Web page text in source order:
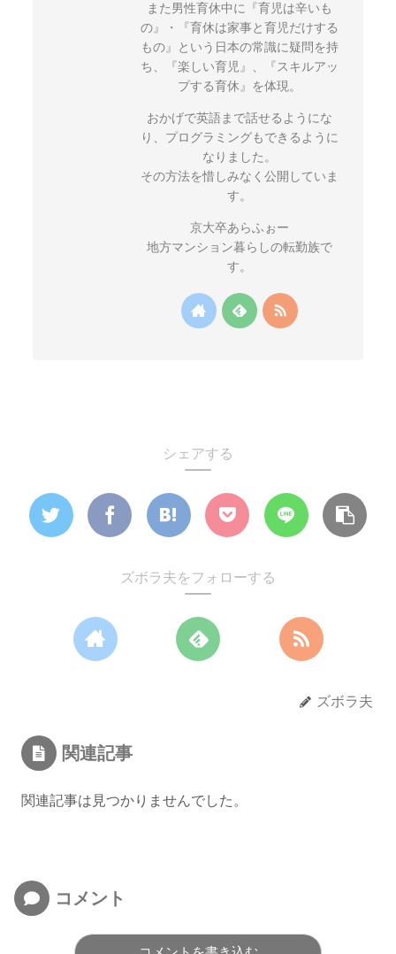
また男性育休中に『育児は辛いも
の』・『育休は家事と育児だけする
もの』という日本の常識に疑問を持
ち、『楽しい育児』、『スキルアッ
プする育休』を体現。
おかげで英語まで話せるようにな
り、プログラミングもできるように
なりました。
その方法を惜しみなく公開していま
す。
京大卒あらふぉー
地方マンション暮らしの転勤族で
す。
シェアする
ズボラ夫をフォローする
ズボラ夫
関連記事
関連記事は見つかりませんでした。
コメント